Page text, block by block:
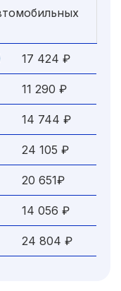
17 424 ₽
11 290 ₽
14 744 ₽
24 105 ₽
20 651₽
14 056 ₽
24 804 ₽